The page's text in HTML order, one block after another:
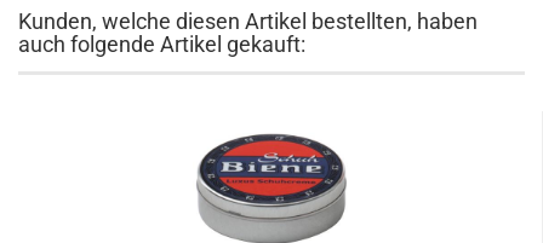
Kunden, welche diesen Artikel bestellten, haben
auch folgende Artikel gekauft: